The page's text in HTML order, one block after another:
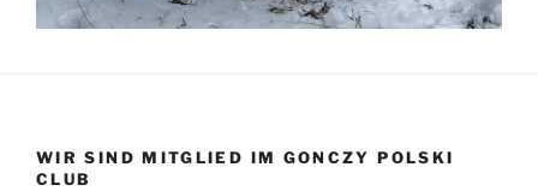
WIR SIND MITGLIED IM GONCZY POLSKI
CLUB